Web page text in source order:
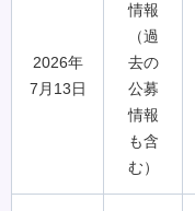
2026年
7月13日
情報
（過
去の
公募
情報
も含
む）